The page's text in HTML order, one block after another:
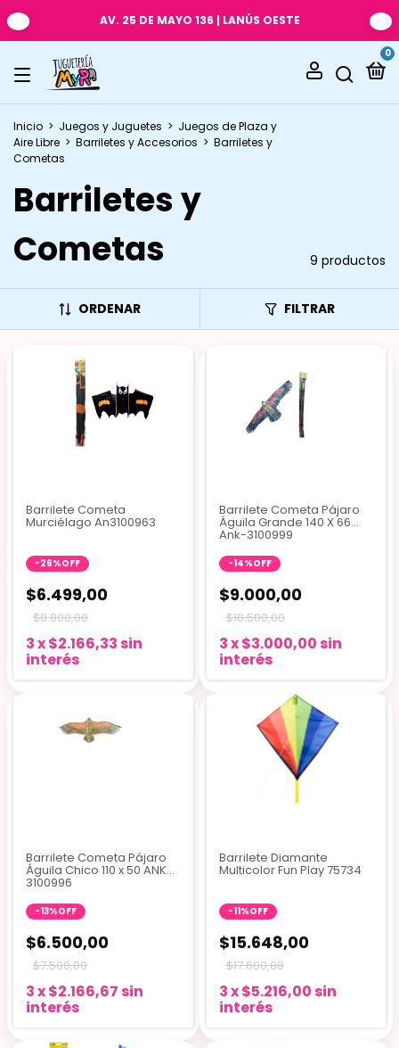
AV. 25 DE MAYO 136 | LANÚS OESTE
0
Inicio > Juegos y Juguetes > Juegos de Plaza y
Aire Libre > Barriletes y Accesorios > Barriletes y
Cometas
Barriletes y
Cometas
9 productos
ORDENAR FILTRAR
Barrilete Cometa
Murciélago An3100963
-26%OFF
$6.499,00
$8.800,00
3x$2.166,33 sin
interés
Barrilete Cometa Pájaro
Águila Grande 140 X 66
Ank-3100999
-14%OFF
$9.000,00
$10.500,00
3x$3.000,00 sin
interés
Barrilete Cometa Pájaro
Águila Chico 110 x 50 ANK-
3100996
-13%OFF
$6.500,00
$7.500,00
3x$2.166,67 sin
interés
Barrilete Diamante
Multicolor Fun Play 75734
-11%OFF
$15.648,00
$17.600,00
3x$5.216,00 sin
interés